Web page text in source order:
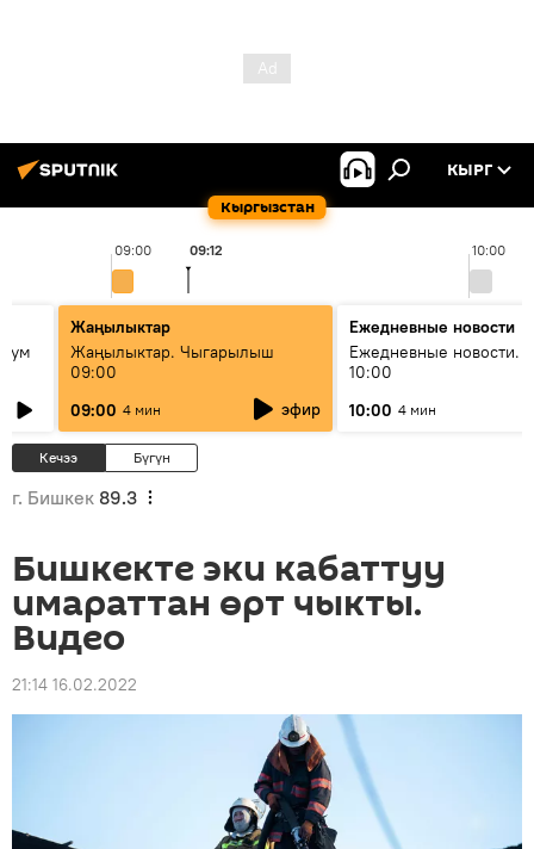
Кыргызстан
КЫРГ
09:00 10:00
09:12
Жаңылыктар
Жаңылыктар. Чыгарылыш
09:00
09:00 4 мин эфир
Ежедневные новости
Ежедневные новости.
10:00
10:00 4 мин
Кечээ Бүгүн
г. Бишкек 89.3
Бишкекте эки кабаттуу
имараттан өрт чыкты.
Видео
21:14 16.02.2022